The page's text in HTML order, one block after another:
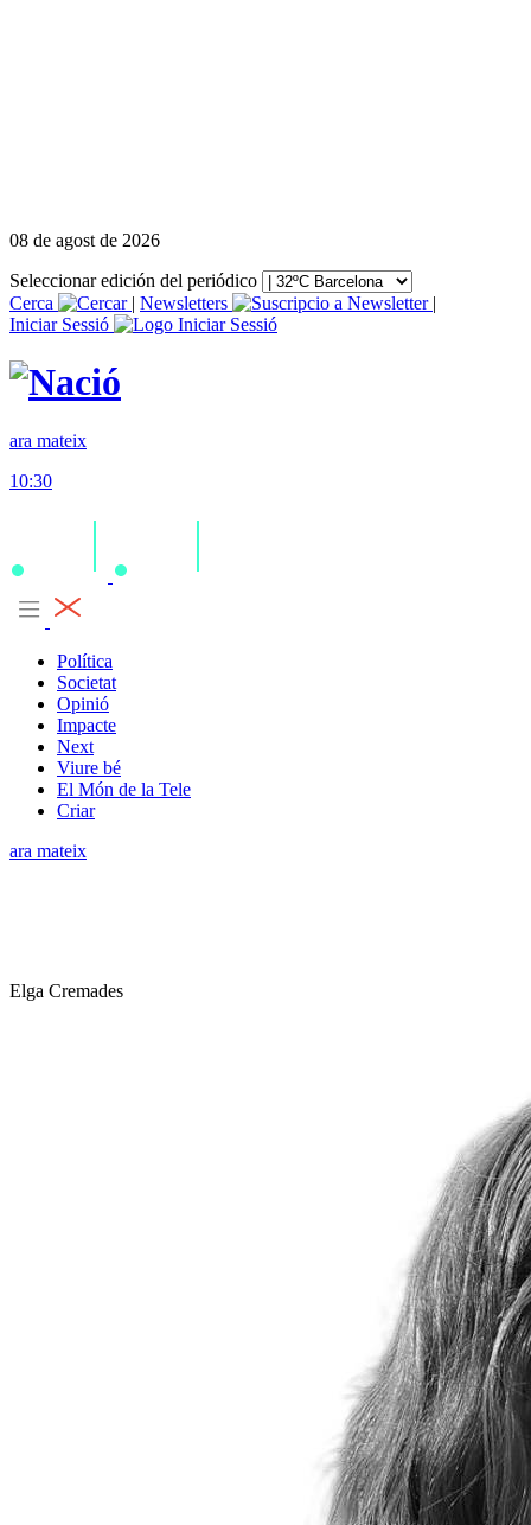
08 de agost de 2026
Seleccionar edición del periódico
Cerca
| Newsletters
|
Iniciar Sessió
ara mateix
10:30
Política
Societat
Opinió
Impacte
Next
Viure bé
El Món de la Tele
Criar
ara mateix
Elga Cremades